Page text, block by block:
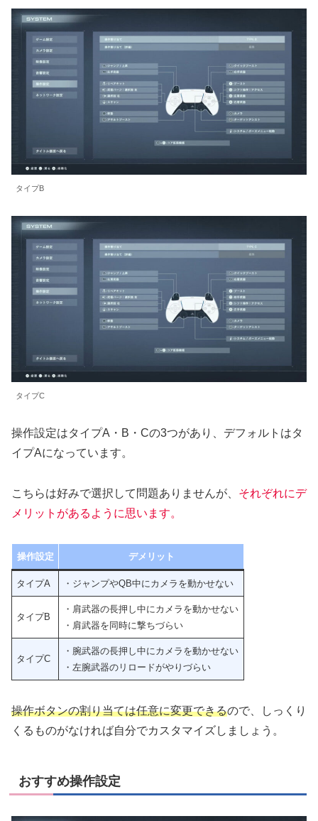
タイプB
タイプC
操作設定はタイプA・B・Cの3つがあり、デフォルトはタ
イプAになっています。
こちらは好みで選択して問題ありませんが、 それぞれにデ
メリットがあるように思います。
操作設定 デメリット
タイプA ・ジャンプやQB中にカメラを動かせない
タイプB
・肩武器の長押し中にカメラを動かせない
・肩武器を同時に撃ちづらい
タイプC
・腕武器の長押し中にカメラを動かせない
・左腕武器のリロードがやりづらい
操作ボタンの割り当ては任意に変更できるので、しっくり
くるものがなければ自分でカスタマイズしましょう。
おすすめ操作設定